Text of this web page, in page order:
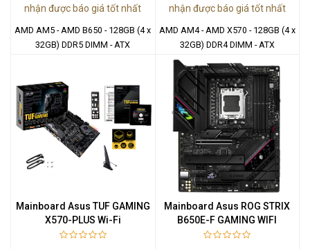
nhận được báo giá tốt nhất
AMD AM5 - AMD B650 - 128GB (4 x
32GB) DDR5 DIMM - ATX
nhận được báo giá tốt nhất
AMD AM4 - AMD X570 - 128GB (4 x
32GB) DDR4 DIMM - ATX
Mainboard Asus TUF GAMING
X570-PLUS Wi-Fi
Mainboard Asus ROG STRIX
B650E-F GAMING WIFI